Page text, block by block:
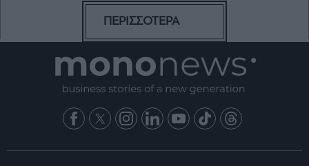
ΠΕΡΙΣΣΟΤΕΡΑ